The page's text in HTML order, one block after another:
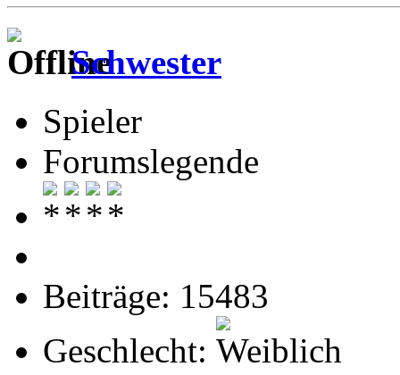
Schwester
Spieler
Forumslegende
Beiträge: 15483
Geschlecht: